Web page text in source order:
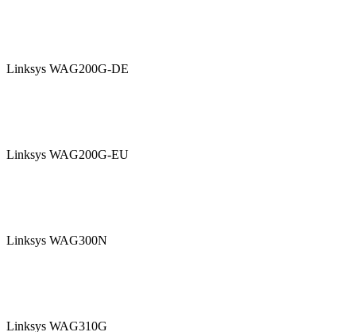
Linksys WAG200G-DE
Linksys WAG200G-EU
Linksys WAG300N
Linksys WAG310G